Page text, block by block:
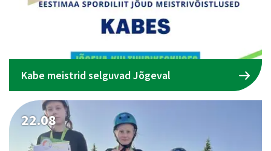
Kabe meistrid selguvad Jõgeval
22.08